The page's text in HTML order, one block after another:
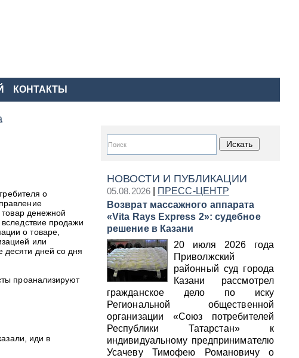
КОНТАКТЫ
НОВОСТИ И ПУБЛИКАЦИИ
05.08.2026|
ПРЕСС-ЦЕНТР
Возврат массажного аппарата
«Vita Rays Express 2»: судебное
решение в Казани
20 июля 2026 года
Приволжский
районный суд города
Казани рассмотрел
гражданское дело по иску
Региональной общественной
организации «Союз потребителей
Республики Татарстан» к
индивидуальному предпринимателю
Усачеву Тимофею Романовичу о
о
денежной
продажи
о товаре,
или
дней со дня
проанализируют
иди в